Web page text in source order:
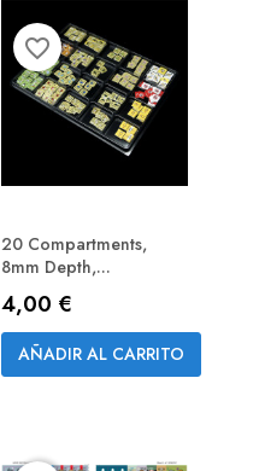
20 Compartments,
8mm Depth,...
Precio
4,00 €
AÑADIR AL CARRITO
favorite_border